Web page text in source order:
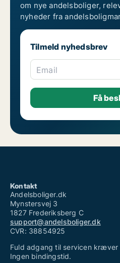
om nye andelsboliger,
nyheder fra
Tilmeld nyhedsbrev
Email
Kontakt
Andelsboliger.dk
Mynstersvej 3
1827 Frederiksberg C
support@andelsboliger.dk
CVR: 38854925
Fuld adgang til servicen kræver
Ingen bindingstid.